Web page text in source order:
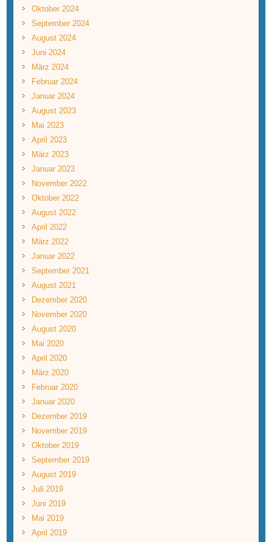
Oktober 2024
September 2024
August 2024
Juni 2024
März 2024
Februar 2024
Januar 2024
August 2023
Mai 2023
April 2023
März 2023
Januar 2023
November 2022
Oktober 2022
August 2022
April 2022
März 2022
Januar 2022
September 2021
August 2021
Dezember 2020
November 2020
August 2020
Mai 2020
April 2020
März 2020
Februar 2020
Januar 2020
Dezember 2019
November 2019
Oktober 2019
September 2019
August 2019
Juli 2019
Juni 2019
Mai 2019
April 2019